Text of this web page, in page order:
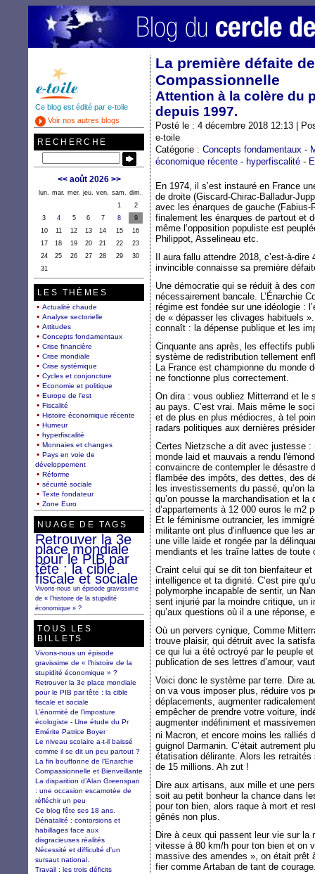
La première défaite
Compassionnelle
Attention à la colère du
depuis 1997.
Posté le : 4 décembre 2018 12:13 |
e-toile
Catégorie : Concepts fondamentaux -
économique récente - hyperfiscalité -
En 1974, il s’est instauré en France
de droite (Giscard-Chirac-Balladur-
avec les énarques de gauche (Fabius-
finalement les énarques de partout et
même l’opposition populiste est
Philippot, Asselineau etc.
Il aura fallu attendre 2018, c’est-à-
invincible connaisse sa première
Une démocratie qui se réduit à des
nécessairement bancale. L’Énarchie
régime est fondée sur une idéologie :
de « dépasser les clivages habituels
connaît : la dépense publique et les
Cinquante ans après, les effectifs
système de redistribution tellement
La France est championne du monde
ne fonctionne plus correctement.
On dira : vous oubliez Mitterrand et le
au pays. C’est vrai. Mais même le
et de plus en plus médiocres, à tel
radars politiques aux dernières
Certes Nietzsche a dit avec justesse
monde laid et mauvais a rendu
convaincre de contempler le désastre
flambée des impôts, des dettes, des
les investissements du passé, qu’on
qu’on pousse la marchandisation et
d’appartements à 12 000 euros le m2
Et le féminisme outrancier, les
militante ont plus d’influence que les
une ville laide et rongée par la
mendiants et les traîne lattes de toute
Craint celui qui se dit ton bienfaiteur
intelligence et ta dignité. C’est pire
polymorphe incapable de sentir, un
sent injurié par la moindre critique, un
qu’aux questions où il a une réponse,
Où un pervers cynique, Comme
trouve plaisir, qui détruit avec la
ce qui lui a été octroyé par le peuple
publication de ses lettres d’amour,
Voici donc le système par terre. Dire
on va vous imposer plus, réduire vos
déplacements, augmenter
empêcher de prendre votre voiture,
augmenter indéfiniment et
ni Macron, et encore moins les ralliés
guignol Darmanin. C’était autrement
étatisation délirante. Alors les
de 15 millions. Ah zut !
Dire aux artisans, aux mille et une
soit au petit bonheur la chance dans
pour ton bien, alors raque à mort et
gênés non plus.
Dire à ceux qui passent leur vie sur
vitesse à 80 km/h pour ton bien et on
massive des amendes », on était prêt
fier comme Artaban de tant de
Ce blog est édité par e-toile
Voir nos autres blogs
RECHERCHE
<< août 2026 >>
lun. mar. mer. jeu. ven. sam.
dim.
1
2
3
4 5 6 7 8
9
10
11 12 13 14 15
16
17
18 19 20 21 22
23
24
25 26 27 28 29
30
31
LES THÈMES
Actualité chaude
Analyse sectorielle
Attitudes
Concepts fondamentaux
Crise financière
Crise mondiale
Crise systémique
Cycles et conjoncture
Economie et politique
Europe de l'est
Fiscalité
Histoire économique récente
Humeur
hyperfiscalité
Monnaies et changes
Pays en voie de
développement
Réforme
sécurité sociale
Texte fondateur
Zone Euro
NUAGE DE TAGS
Retrouver la 3e
place mondiale
pour le PIB par
tête : la cible
fiscale et sociale
Vivons-nous un épisode gravissime
de « l’histoire de la stupidité
économique » ?
TOUS LES
BILLETS
Vivons-nous un épisode
gravissime de « l’histoire de la
stupidité économique » ?
Retrouver la 3e place mondiale
pour le PIB par tête : la cible
fiscale et sociale
L’énormité de l’imposture
écologiste - Une étude du Pr
Emérite Patrice Boyer
Le niveau scolaire a-t-il baissé
comme il se dit un peu partout ?
La fin bouffonne de l’Enarchie
Compassionnelle et Bienveillante
La disparition d’Alan Greenspan
: une occasion escamotée de
réfléchir un peu
Ce blog fête ses 18 ans.
Dénatalité : contorsions et
habillages face aux
disgracieuses réalités
Nécessité et difficulté d'un
sursaut national.
Travail : les trois déficits